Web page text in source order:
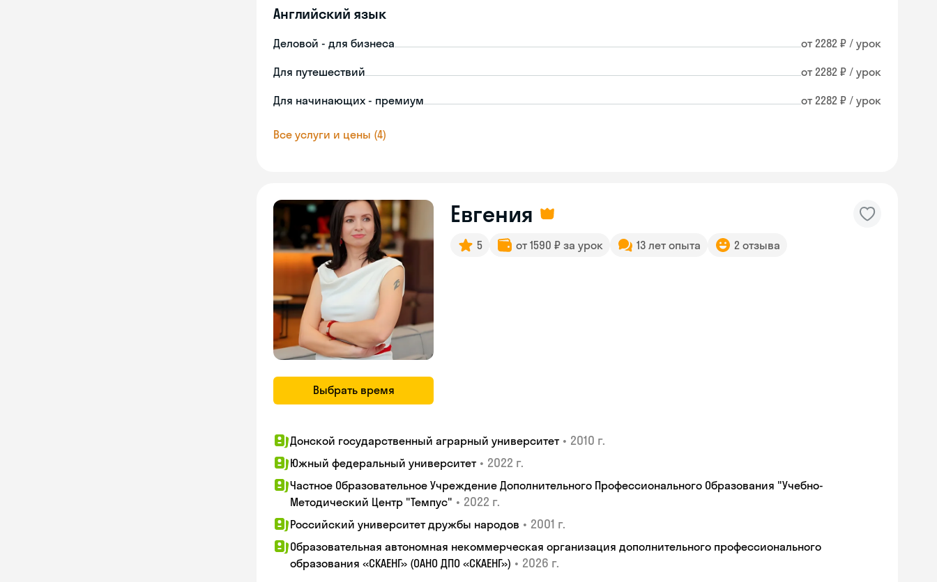
Английский язык
Деловой - для бизнеса от 2282 ₽ / урок
Для путешествий от 2282 ₽ / урок
Для начинающих - премиум от 2282 ₽ / урок
Все услуги и цены (4)
Выбрать время
Евгения
5 от 1590 ₽ за урок 13 лет опыта 2 отзыва
Донской государственный аграрный университет • 2010 г.
Южный федеральный университет • 2022 г.
Частное Образовательное Учреждение Дополнительного Профессионального Образования "Учебно-
Методический Центр "Темпус" • 2022 г.
Российский университет дружбы народов • 2001 г.
Образовательная автономная некоммерческая организация дополнительного профессионального
образования «СКАЕНГ» (ОАНО ДПО «СКАЕНГ») • 2026 г.